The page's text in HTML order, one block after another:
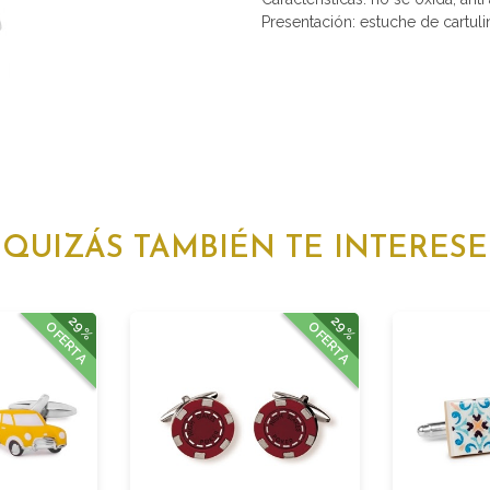
Presentación: estuche de
QUIZÁS TAMBIÉN TE INTERESE
29%
OFERTA 29%
OFERTA